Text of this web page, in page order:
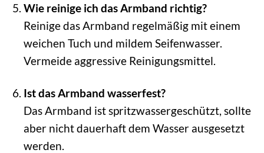
Wie reinige ich das Armband richtig?
Reinige das Armband regelmäßig mit einem
weichen Tuch und mildem Seifenwasser.
Vermeide aggressive Reinigungsmittel.
Ist das Armband wasserfest?
Das Armband ist spritzwassergeschützt, sollte
aber nicht dauerhaft dem Wasser ausgesetzt
werden.